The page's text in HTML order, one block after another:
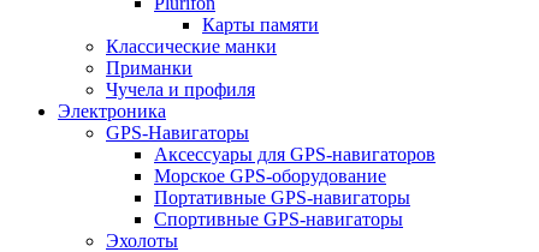
Карты памяти
Классические манки
Приманки
Чучела и профиля
Электроника
GPS-Навигаторы
Аксессуары для GPS-навигаторов
Морское GPS-оборудование
Портативные GPS-навигаторы
Спортивные GPS-навигаторы
Эхолоты